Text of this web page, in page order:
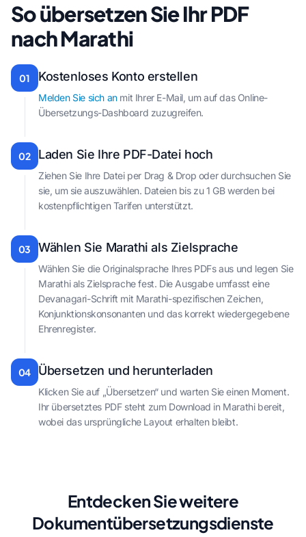
So übersetzen Sie Ihr PDF
nach Marathi
01 Kostenloses Konto erstellen
Melden Sie sich anmit Ihrer E-Mail, um auf das Online-
Übersetzungs-Dashboard zuzugreifen.
02 Laden Sie Ihre PDF-Datei hoch
Ziehen Sie Ihre Datei per Drag & Drop oder durchsuchen Sie
sie, um sie auszuwählen. Dateien bis zu 1 GB werden bei
kostenpflichtigen Tarifen unterstützt.
03 Wählen Sie Marathi als Zielsprache
Wählen Sie die Originalsprache Ihres PDFs aus und legen Sie
Marathi als Zielsprache fest. Die Ausgabe umfasst eine
Devanagari-Schrift mit Marathi-spezifischen Zeichen,
Konjunktionskonsonanten und das korrekt wiedergegebene
Ehrenregister.
04 Übersetzen und herunterladen
Klicken Sie auf „Übersetzen“ und warten Sie einen Moment.
Ihr übersetztes PDF steht zum Download in Marathi bereit,
wobei das ursprüngliche Layout erhalten bleibt.
Entdecken Sie weitere
Dokumentübersetzungsdienste